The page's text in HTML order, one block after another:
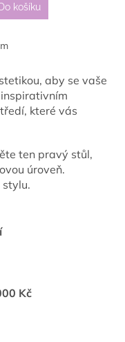
Do košíku
aby se vaše
které vás
ten pravý stůl,
úroveň.
Kč